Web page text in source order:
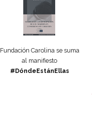
Fundación Carolina se suma
al manifiesto
#DóndeEstánEllas